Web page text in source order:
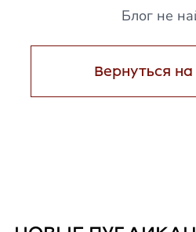
Блог не
Вернуться